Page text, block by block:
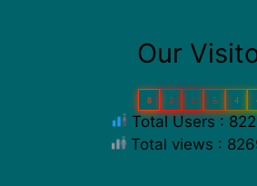
Our
8 2 2 5 4
Total Users :
Total views :